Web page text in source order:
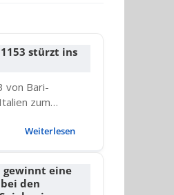
stürzt ins
von Bari-
zum…
Weiterlesen
gewinnt eine
den